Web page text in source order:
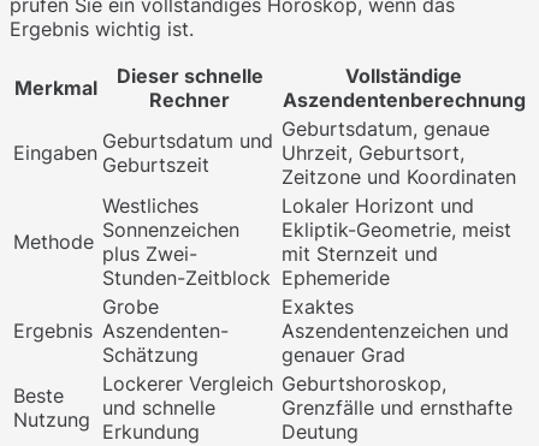
prüfen Sie ein vollständiges Horoskop, wenn das
Ergebnis wichtig ist.
Merkmal
Dieser schnelle
Rechner
Vollständige
Aszendentenberechnung
Eingaben Geburtsdatum und
Geburtszeit
Geburtsdatum, genaue
Uhrzeit, Geburtsort,
Zeitzone und Koordinaten
Methode
Westliches
Sonnenzeichen
plus Zwei-
Stunden-Zeitblock
Lokaler Horizont und
Ekliptik-Geometrie, meist
mit Sternzeit und
Ephemeride
Ergebnis
Grobe
Aszendenten-
Schätzung
Exaktes
Aszendentenzeichen und
genauer Grad
Beste
Nutzung
Lockerer Vergleich
und schnelle
Erkundung
Geburtshoroskop,
Grenzfälle und ernsthafte
Deutung